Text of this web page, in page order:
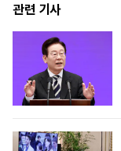
관련 기사